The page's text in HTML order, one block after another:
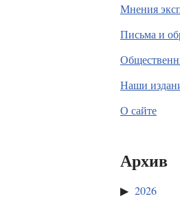
Мнения
Письма и
Наши
О сайте
Архив
2026